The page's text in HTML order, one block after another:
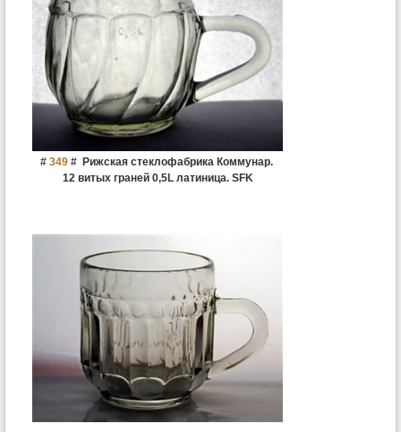
# 349#
Рижская стеклофабрика Коммунар.
12 витых граней 0,5L латиница. SFK